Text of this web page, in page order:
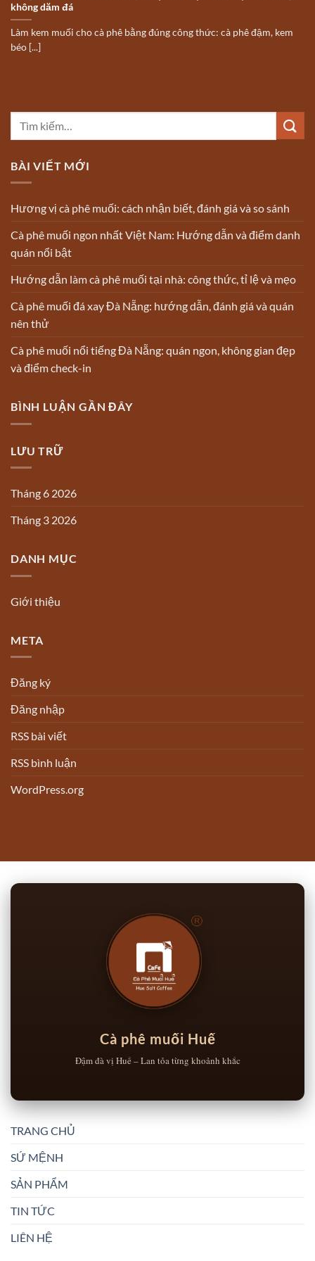
BÀI VIẾT MỚI
Hương vị cà phê muối: cách nhận biết, đánh giá và so sánh
Cà phê muối ngon nhất Việt Nam: Hướng dẫn và điểm danh
quán nổi bật
Hướng dẫn làm cà phê muối tại nhà: công thức, tỉ lệ và mẹo
Cà phê muối đá xay Đà Nẵng: hướng dẫn, đánh giá và quán
nên thử
Cà phê muối nổi tiếng Đà Nẵng: quán ngon, không gian đẹp
và điểm check-in
BÌNH LUẬN GẦN ĐÂY
LƯU TRỮ
Tháng 6 2026
Tháng 3 2026
DANH MỤC
Giới thiệu
META
Đăng ký
Đăng nhập
RSS bài viết
RSS bình luận
WordPress.org
không dăm đá
Làm kem muối cho cà phê bằng đúng công thức: cà phê đậm, kem
béo [...]
Cà phê muối Huế
Đậm đà vị Huế – Lan tỏa từng khoảnh khắc
TRANG CHỦ
SỨ MỆNH
SẢN PHẨM
TIN TỨC
LIÊN HỆ